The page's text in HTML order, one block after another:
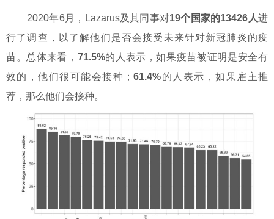
2020年6月，Lazarus及其同事对19个国家的13426人进
行了调查，以了解他们是否会接受未来针对新冠肺炎的疫
苗。总体来看， 71.5%的人表示，如果疫苗被证明是安全有
效的，他们很可能会接种；61.4%的人表示，如果雇主推
荐，那么他们会接种。